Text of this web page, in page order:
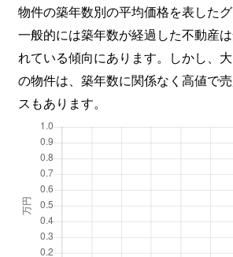
物件の築年数別の平均価格を表したグ
一般的には築年数が経過した不動産
れている傾向にあります。しかし、
の物件は、築年数に関係なく高値で
スもあります。